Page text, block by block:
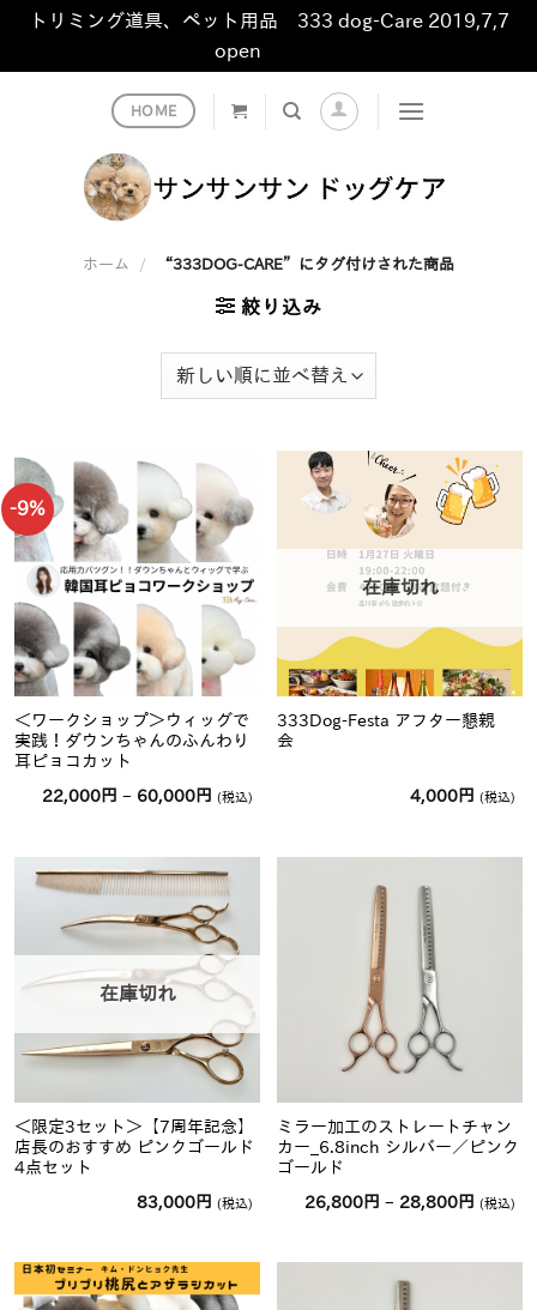
トリミング道具、ペット用品 333 dog-Care 2019,7,7
open
HOME
ホーム / “333DOG-CARE”にタグ付けされた商品
絞り込み
-9%
＜ワークショップ＞ウィッグで
実践！ダウンちゃんのふんわり
耳ピョコカット
22,000 円 – 60,000 円 価
円
–
60,000
円
(税込)
在庫切れ
333Dog-Festa アフター懇親
会
4,000 円 (税込)
在庫切れ
＜限定3セット＞【7周年記念】
店長のおすすめ ピンクゴールド
4点セット
83,000 円 (税込)
ミラー加工のストレートチャン
カー_6.8inch シルバー／ピンク
ゴールド
26,800 円 – 28,800 円 価
格
円
(税込)